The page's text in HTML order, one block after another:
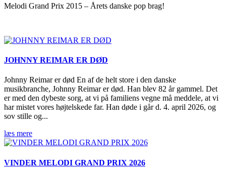
Melodi Grand Prix 2015 – Årets danske pop brag!
JOHNNY REIMAR ER DØD
Johnny Reimar er død En af de helt store i den danske
musikbranche, Johnny Reimar er død. Han blev 82 år gammel. Det
er med den dybeste sorg, at vi på familiens vegne må meddele, at vi
har mistet vores højtelskede far. Han døde i går d. 4. april 2026, og
sov stille og...
læs mere
VINDER MELODI GRAND PRIX 2026